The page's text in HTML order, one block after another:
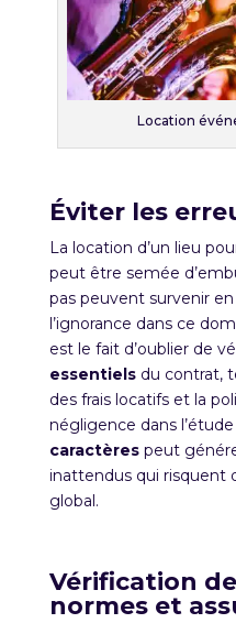
Location
Éviter les
La location d’un lieu
peut être semée
pas peuvent survenir
l’ignorance dans ce
est le fait d’oublier de
essentielsdu contrat,
des frais locatifs et la
négligence dans
caractèrespeut
inattendus qui risquent
global.
Vérification
normes et